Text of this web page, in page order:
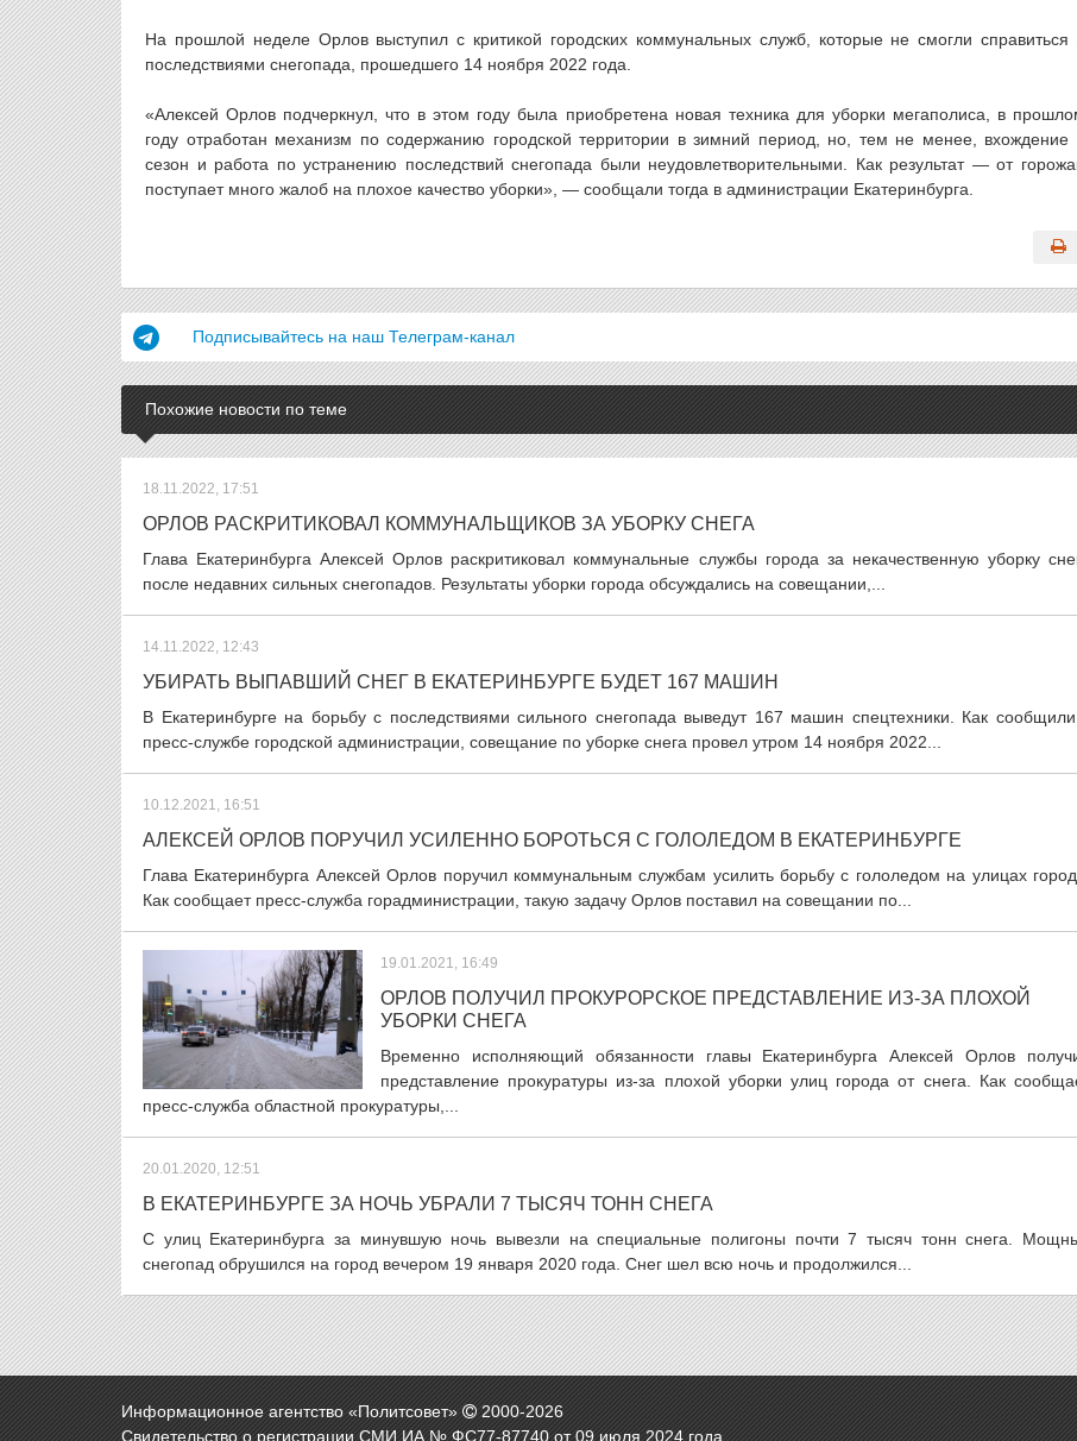
На прошлой неделе Орлов выступил с критикой городских коммунальных служб, которые не смогли справиться
последствиями снегопада, прошедшего 14 ноября 2022 года.
«Алексей Орлов подчеркнул, что в этом году была приобретена новая техника для уборки мегаполиса, в
году отработан механизм по содержанию городской территории в зимний период, но, тем не менее, вхождение
сезон и работа по устранению последствий снегопада были неудовлетворительными. Как результат — от
поступает много жалоб на плохое качество уборки», — сообщали тогда в администрации Екатеринбурга.
Подписывайтесь на наш Телеграм-канал
Похожие новости по теме
18.11.2022, 17:51
ОРЛОВ РАСКРИТИКОВАЛ КОММУНАЛЬЩИКОВ ЗА УБОРКУ СНЕГА
Глава Екатеринбурга Алексей Орлов раскритиковал коммунальные службы города за некачественную уборку
после недавних сильных снегопадов. Результаты уборки города обсуждались на совещании,...
14.11.2022, 12:43
УБИРАТЬ ВЫПАВШИЙ СНЕГ В ЕКАТЕРИНБУРГЕ БУДЕТ 167 МАШИН
В Екатеринбурге на борьбу с последствиями сильного снегопада выведут 167 машин спецтехники. Как
пресс-службе городской администрации, совещание по уборке снега провел утром 14 ноября 2022...
10.12.2021, 16:51
АЛЕКСЕЙ ОРЛОВ ПОРУЧИЛ УСИЛЕННО БОРОТЬСЯ С ГОЛОЛЕДОМ В ЕКАТЕРИНБУРГЕ
Глава Екатеринбурга Алексей Орлов поручил коммунальным службам усилить борьбу с гололедом на улицах
Как сообщает пресс-служба горадминистрации, такую задачу Орлов поставил на совещании по...
19.01.2021, 16:49
ОРЛОВ ПОЛУЧИЛ ПРОКУРОРСКОЕ ПРЕДСТАВЛЕНИЕ ИЗ-ЗА ПЛОХОЙ
УБОРКИ СНЕГА
Временно исполняющий обязанности главы Екатеринбурга Алексей Орлов
представление прокуратуры из-за плохой уборки улиц города от снега. Как
пресс-служба областной прокуратуры,...
20.01.2020, 12:51
В ЕКАТЕРИНБУРГЕ ЗА НОЧЬ УБРАЛИ 7 ТЫСЯЧ ТОНН СНЕГА
С улиц Екатеринбурга за минувшую ночь вывезли на специальные полигоны почти 7 тысяч тонн снега.
снегопад обрушился на город вечером 19 января 2020 года. Снег шел всю ночь и продолжился...
Информационное агентство «Политсовет» 2000-2026
Свидетельство о регистрации СМИ ИА № ФС77-87740 от 09 июля 2024 года.